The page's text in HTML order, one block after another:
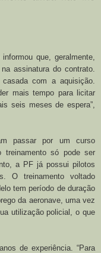
que, geralmente,
assinatura do contrato.
com a aquisição.
mais tempo para licitar
seis meses de espera”,
passar por um curso
treinamento só pode ser
a PF já possui pilotos
O treinamento voltado
tem período de duração
da aeronave, uma vez
utilização policial, o que
de experiência. “Para